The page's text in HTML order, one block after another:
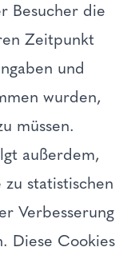
Besucher die
Zeitpunkt
und
wurden,
müssen.
außerdem,
statistischen
Verbesserung
Diese Cookies